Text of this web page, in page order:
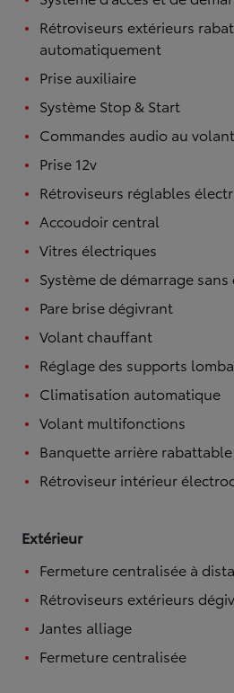
Rétroviseurs extérieurs
automatiquement
Prise auxiliaire
Système Stop & Start
Commandes audio au volant
Prise 12v
Rétroviseurs réglables
Accoudoir central
Vitres électriques
Système de démarrage sans
Pare brise dégivrant
Volant chauffant
Réglage des supports
Climatisation automatique
Volant multifonctions
Banquette arrière
Rétroviseur intérieur
Extérieur
Fermeture centralisée à
Rétroviseurs extérieurs
Jantes alliage
Fermeture centralisée